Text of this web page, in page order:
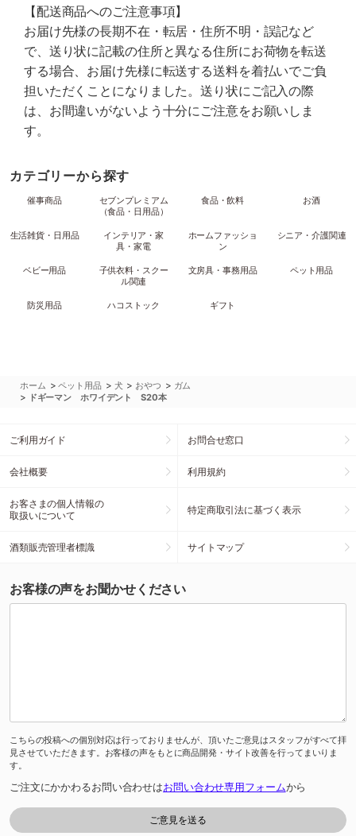
【配送商品へのご注意事項】
お届け先様の長期不在・転居・住所不明・誤記など
で、送り状に記載の住所と異なる住所にお荷物を転送
する場合、お届け先様に転送する送料を着払いでご負
担いただくことになりました。送り状にご記入の際
は、お間違いがないよう十分にご注意をお願いしま
す。
カテゴリーから探す
催事商品
セブンプレミアム
（食品・日用品）
食品・飲料 お酒
生活雑貨・日用品
インテリア・家
具・家電
ホームファッショ
ン
シニア・介護関連
ベビー用品
子供衣料・スクー
ル関連
文房具・事務用品 ペット用品
防災用品 ハコストック ギフト
ホーム >ペット用品 > 犬 > おやつ > ガム
> ドギーマン ホワイデント S20本
ご利用ガイド お問合せ窓口
会社概要 利用規約
お客さまの個人情報の
取扱いについて
特定商取引法に基づく表示
酒類販売管理者標識 サイトマップ
お客様の声をお聞かせください
こちらの投稿への個別対応は行っておりませんが、頂いたご意見はスタッフがすべて拝
見させていただきます。お客様の声をもとに商品開発・サイト改善を行ってまいりま
す。
ご注文にかかわるお問い合わせはお問い合わせ専用フォームから